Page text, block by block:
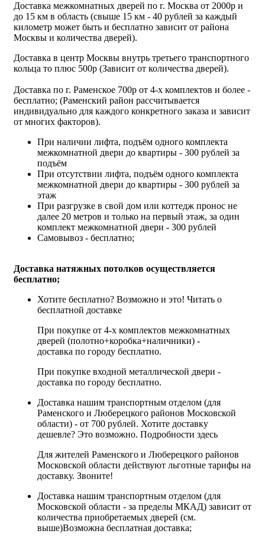
Доставка межкомнатных дверей по г. Москва от 2000р и
до 15 км в область (свыше 15 км - 40 рублей за каждый
километр может быть и бесплатно зависит от района
Москвы и количества дверей).
Доставка в центр Москвы внутрь третьего транспортного
кольца то плюс 500р (Зависит от количества дверей).
Доставка по г. Раменское 700р от 4-х комплектов и более -
бесплатно; (Раменский район рассчитывается
индивидуально для каждого конкретного заказа и зависит
от многих факторов).
При наличии лифта, подъём одного комплекта
межкомнатной двери до квартиры - 300 рублей за
подъём
При отсутствии лифта, подъём одного комплекта
межкомнатной двери до квартиры - 300 рублей за
этаж
При разгрузке в свой дом или коттедж пронос не
далее 20 метров и только на первый этаж, за один
комплект межкомнатной двери - 300 рублей
Самовывоз - бесплатно;
Доставка натяжных потолков осуществляется
бесплатно;
Хотите бесплатно? Возможно и это! Читать о
бесплатной доставке
При покупке от 4-х комплектов межкомнатных
дверей (полотно+коробка+наличники) -
доставка по городу бесплатно.
При покупке входной металлической двери -
доставка по городу бесплатно.
Доставка нашим транспортным отделом (для
Раменского и Люберецкого районов Московской
области) - от 700 рублей. Хотите доставку
дешевле? Это возможно. Подробности здесь
Для жителей Раменского и Люберецкого районов
Московской области действуют льготные тарифы на
доставку. Звоните!
Доставка нашим транспортным отделом (для
Московской области - за пределы МКАД) зависит от
количества приобретаемых дверей (см.
выше)Возможна бесплатная доставка;